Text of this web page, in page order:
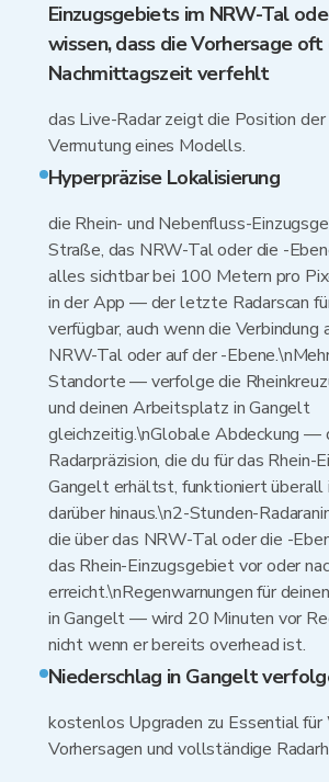
Einzugsgebiets im NRW-Tal
wissen, dass die Vorhersage oft
Nachmittagszeit verfehlt
das Live-Radar zeigt die Position
Vermutung eines Modells.
Hyperpräzise Lokalisierung
die Rhein- und Nebenfluss-
Straße, das NRW-Tal oder die -
alles sichtbar bei 100 Metern pro
in der App — der letzte Radarscan
verfügbar, auch wenn die Verbindung
NRW-Tal oder auf der -
Standorte — verfolge die
und deinen Arbeitsplatz in Gangelt
gleichzeitig.\nGlobale Abdeckung —
Radarpräzision, die du für das Rhein-
Gangelt erhältst, funktioniert überall
darüber hinaus.\n2-Stunden-
die über das NRW-Tal oder die -
das Rhein-Einzugsgebiet vor oder
erreicht.\nRegenwarnungen für
in Gangelt — wird 20 Minuten vor
nicht wenn er bereits overhead ist.
Niederschlag in Gangelt
kostenlos Upgraden zu Essential für
Vorhersagen und vollständige